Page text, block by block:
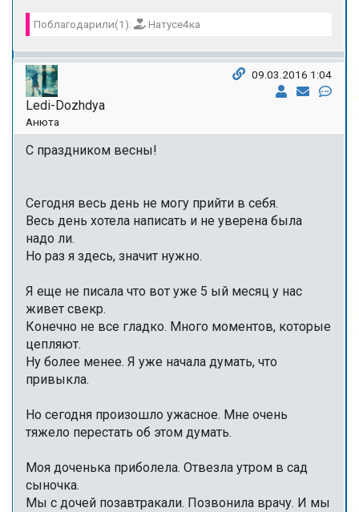
Поблагодарили(1): Натусе4ка
Ledi-Dozhdya
Анюта
09.03.2016 1:04
С праздником весны!
Сегодня весь день не могу прийти в себя.
Весь день хотела написать и не уверена была
надо ли.
Но раз я здесь, значит нужно.
Я еще не писала что вот уже 5 ый месяц у нас
живет свекр.
Конечно не все гладко. Много моментов, которые
цепляют.
Ну более менее. Я уже начала думать, что
привыкла.
Но сегодня произошло ужасное. Мне очень
тяжело перестать об этом думать.
Моя доченька приболела. Отвезла утром в сад
сыночка.
Мы с дочей позавтракали. Позвонила врачу. И мы